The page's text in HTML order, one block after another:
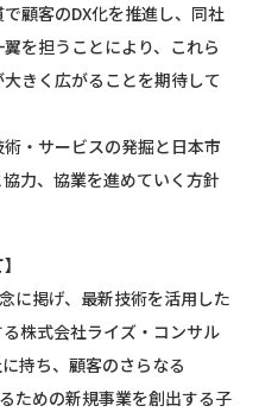
顧客のDX化を推進し、同社
を担うことにより、これら
きく広がることを期待して
・サービスの発掘と日本市
力、協業を進めていく方針
に掲げ、最新技術を活用した
株式会社ライズ・コンサル
持ち、顧客のさらなる
ための新規事業を創出する子